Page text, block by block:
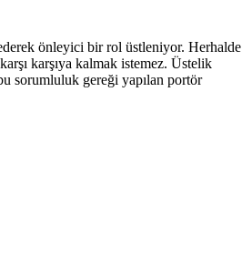
önleyici bir rol üstleniyor. Herhalde
karşıya kalmak istemez. Üstelik
sorumluluk gereği yapılan portör